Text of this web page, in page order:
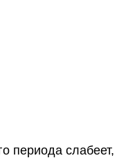
периода слабеет,